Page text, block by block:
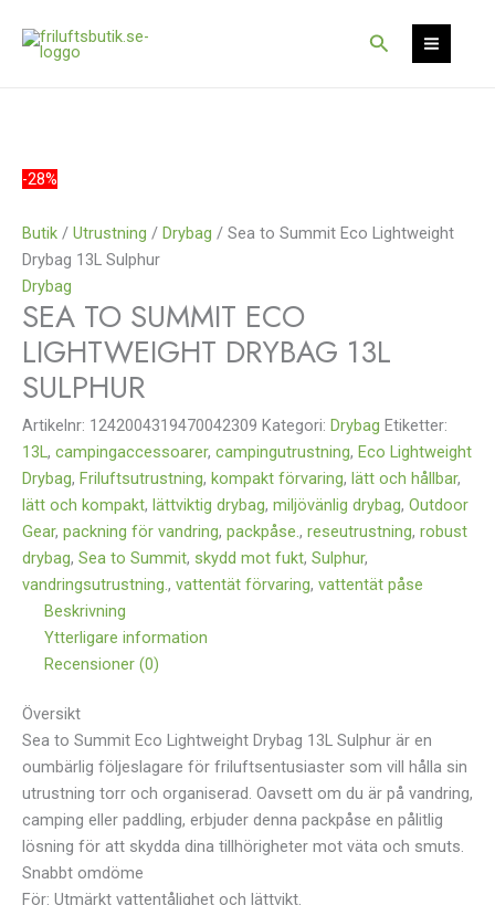
Sök
-28%
Butik / Utrustning / Drybag / Sea to Summit Eco Lightweight
Drybag 13L Sulphur
Drybag
SEA TO SUMMIT ECO
LIGHTWEIGHT DRYBAG 13L
SULPHUR
Artikelnr: 1242004319470042309 Kategori: Drybag Etiketter:
13L, campingaccessoarer, campingutrustning, Eco Lightweight
Drybag, Friluftsutrustning, kompakt förvaring, lätt och hållbar,
lätt och kompakt, lättviktig drybag, miljövänlig drybag, Outdoor
Gear, packning för vandring, packpåse., reseutrustning, robust
drybag, Sea to Summit, skydd mot fukt, Sulphur,
vandringsutrustning., vattentät förvaring, vattentät påse
Beskrivning
Ytterligare information
Recensioner (0)
Översikt
Sea to Summit Eco Lightweight Drybag 13L Sulphur är en
oumbärlig följeslagare för friluftsentusiaster som vill hålla sin
utrustning torr och organiserad. Oavsett om du är på vandring,
camping eller paddling, erbjuder denna packpåse en pålitlig
lösning för att skydda dina tillhörigheter mot väta och smuts.
Snabbt omdöme
För: Utmärkt vattentålighet och lättvikt.
Rea!
ursprungliganuvarande
Rea!
ursprungliganuvarande